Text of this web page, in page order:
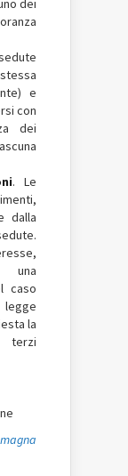
dei
e
con
dei
. Le
dalla
una
caso
la